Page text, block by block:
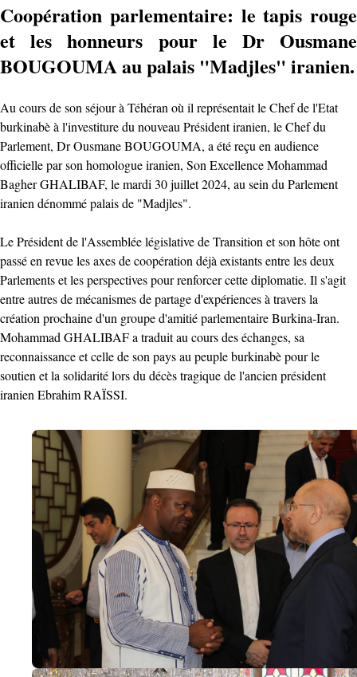
Coopération parlementaire: le tapis rouge
et les honneurs pour le Dr Ousmane
BOUGOUMA au palais "Madjles" iranien.
Au cours de son séjour à Téhéran où il représentait le Chef de l'Etat
burkinabè à l'investiture du nouveau Président iranien, le Chef du
Parlement, Dr Ousmane BOUGOUMA, a été reçu en audience
officielle par son homologue iranien, Son Excellence Mohammad
Bagher GHALIBAF, le mardi 30 juillet 2024, au sein du Parlement
iranien dénommé palais de "Madjles".
Le Président de l'Assemblée législative de Transition et son hôte ont
passé en revue les axes de coopération déjà existants entre les deux
Parlements et les perspectives pour renforcer cette diplomatie. Il s'agit
entre autres de mécanismes de partage d'expériences à travers la
création prochaine d'un groupe d'amitié parlementaire Burkina-Iran.
Mohammad GHALIBAF a traduit au cours des échanges, sa
reconnaissance et celle de son pays au peuple burkinabè pour le
soutien et la solidarité lors du décès tragique de l'ancien président
iranien Ebrahim RAÏSSI.